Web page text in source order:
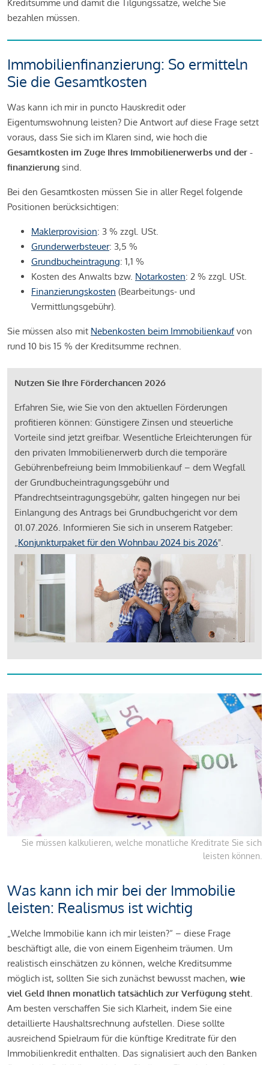
Kreditsumme und damit die Tilgungssätze, welche Sie
bezahlen müssen.
Immobilienfinanzierung: So ermitteln
Sie die Gesamtkosten
Was kann ich mir in puncto Hauskredit oder
Eigentumswohnung leisten? Die Antwort auf diese Frage setzt
voraus, dass Sie sich im Klaren sind, wie hoch die
Gesamtkosten im Zuge Ihres Immobilienerwerbs und der -
finanzierung sind.
Bei den Gesamtkosten müssen Sie in aller Regel folgende
Positionen berücksichtigen:
Maklerprovision: 3 % zzgl. USt.
Grunderwerbsteuer: 3,5 %
Grundbucheintragung: 1,1 %
Kosten des Anwalts bzw. Notarkosten: 2 % zzgl. USt.
Finanzierungskosten (Bearbeitungs- und
Vermittlungsgebühr).
Sie müssen also mit Nebenkosten beim Immobilienkaufvon
rund 10 bis 15 % der Kreditsumme rechnen.
Nutzen Sie Ihre Förderchancen 2026
Erfahren Sie, wie Sie von den aktuellen Förderungen
profitieren können: Günstigere Zinsen und steuerliche
Vorteile sind jetzt greifbar. Wesentliche Erleichterungen für
den privaten Immobilienerwerb durch die temporäre
Gebührenbefreiung beim Immobilienkauf – dem Wegfall
der Grundbucheintragungsgebühr und
Pfandrechtseintragungsgebühr, galten hingegen nur bei
Einlangung des Antrags bei Grundbuchgericht vor dem
01.07.2026. Informieren Sie sich in unserem Ratgeber:
„Konjunkturpaket für den Wohnbau 2024 bis 2026".
Sie müssen kalkulieren, welche monatliche Kreditrate Sie sich
leisten können.
Was kann ich mir bei der Immobilie
leisten: Realismus ist wichtig
„Welche Immobilie kann ich mir leisten?“ – diese Frage
beschäftigt alle, die von einem Eigenheim träumen. Um
realistisch einschätzen zu können, welche Kreditsumme
möglich ist, sollten Sie sich zunächst bewusst machen, wie
viel Geld Ihnen monatlich tatsächlich zur Verfügung steht.
Am besten verschaffen Sie sich Klarheit, indem Sie eine
detaillierte Haushaltsrechnung aufstellen. Diese sollte
ausreichend Spielraum für die künftige Kreditrate für den
Immobilienkredit enthalten. Das signalisiert auch den Banken